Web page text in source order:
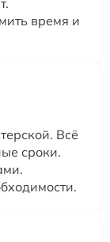
время и
Всё
сроки.